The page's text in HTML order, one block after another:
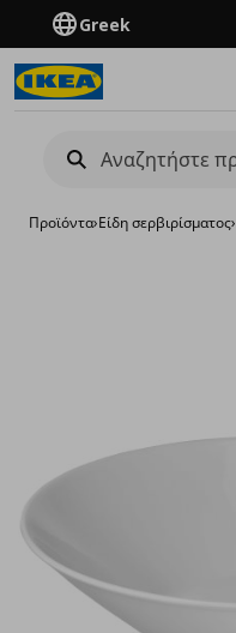
Greek
Προϊόντα›Είδη σερβιρίσματος›